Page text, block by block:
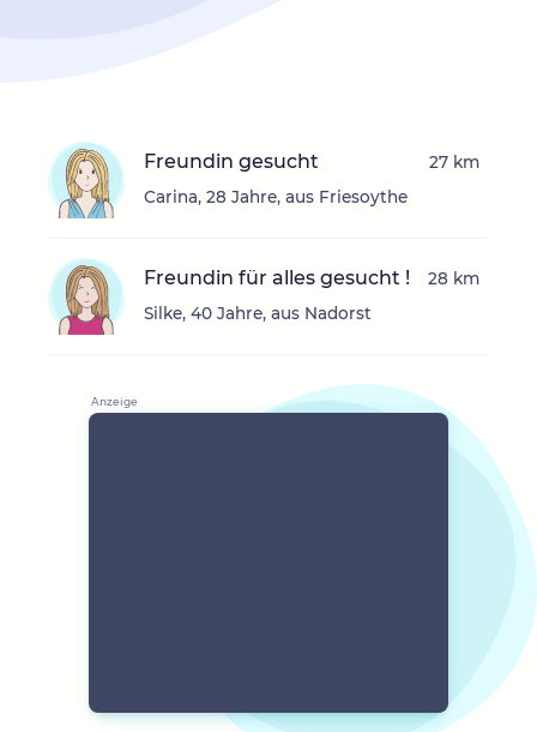
Freundin gesucht
Carina, 28 Jahre, aus Friesoythe
27 km
Freundin für alles gesucht !
Silke, 40 Jahre, aus Nadorst
28 km